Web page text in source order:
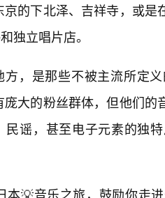
京的下北泽、吉祥寺，或
独立唱片店。
方，是那些不被主流所定
庞大的粉丝群体，但他们
民谣，甚至电子元素的独
本💡音乐之旅，鼓励你走